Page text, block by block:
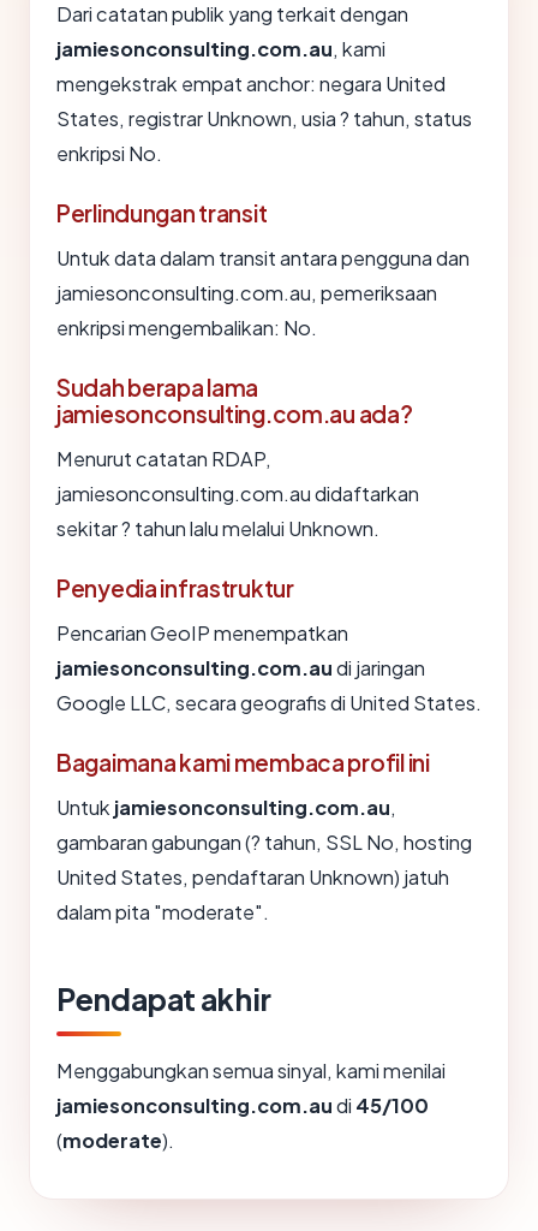
Dari catatan publik yang terkait dengan
jamiesonconsulting.com.au, kami
mengekstrak empat anchor: negara United
States, registrar Unknown, usia ? tahun, status
enkripsi No.
Perlindungan transit
Untuk data dalam transit antara pengguna dan
jamiesonconsulting.com.au, pemeriksaan
enkripsi mengembalikan: No.
Sudah berapa lama
jamiesonconsulting.com.au ada?
Menurut catatan RDAP,
jamiesonconsulting.com.au didaftarkan
sekitar ? tahun lalu melalui Unknown.
Penyedia infrastruktur
Pencarian GeoIP menempatkan
jamiesonconsulting.com.audi jaringan
Google LLC, secara geografis di United States.
Bagaimana kami membaca profil ini
Untuk jamiesonconsulting.com.au,
gambaran gabungan (? tahun, SSL No, hosting
United States, pendaftaran Unknown) jatuh
dalam pita "moderate".
Pendapat akhir
Menggabungkan semua sinyal, kami menilai
jamiesonconsulting.com.audi 45/100
(moderate).